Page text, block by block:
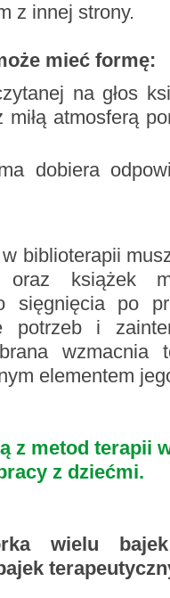
z innej strony.
mieć formę:
na głos
miłą atmosferą
dobiera
biblioterapii
oraz książek
sięgnięcia po
potrzeb i
wzmacnia
elementem
z metod terapii
z dziećmi.
wielu bajek